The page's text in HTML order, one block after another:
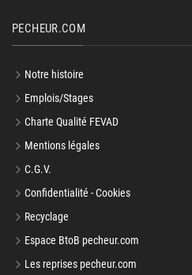
PECHEUR.COM
Notre histoire
Emplois/Stages
Charte Qualité FEVAD
Mentions légales
C.G.V.
Confidentialité - Cookies
Recyclage
Espace BtoB pecheur.com
Les reprises pecheur.com